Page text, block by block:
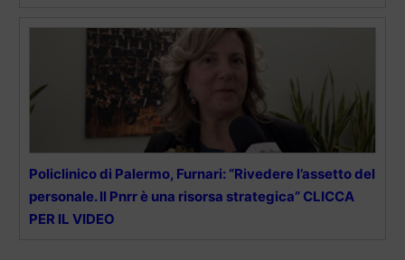
Policlinico di Palermo, Furnari: “Rivedere l’assetto del
personale. Il Pnrr è una risorsa strategica” CLICCA
PER IL VIDEO